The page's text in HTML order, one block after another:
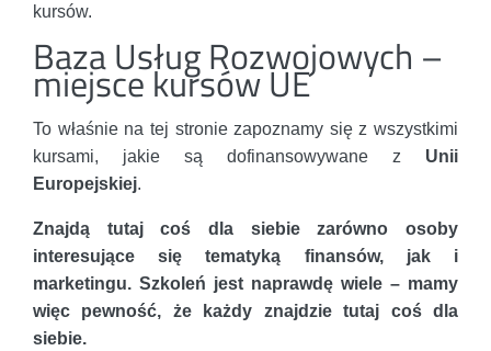
kursów.
Baza Usług Rozwojowych –
miejsce kursów UE
To właśnie na tej stronie zapoznamy się z wszystkimi
kursami, jakie są dofinansowywane z Unii
Europejskiej.
Znajdą tutaj coś dla siebie zarówno osoby
interesujące się tematyką finansów, jak i
marketingu. Szkoleń jest naprawdę wiele – mamy
więc pewność, że każdy znajdzie tutaj coś dla
siebie.